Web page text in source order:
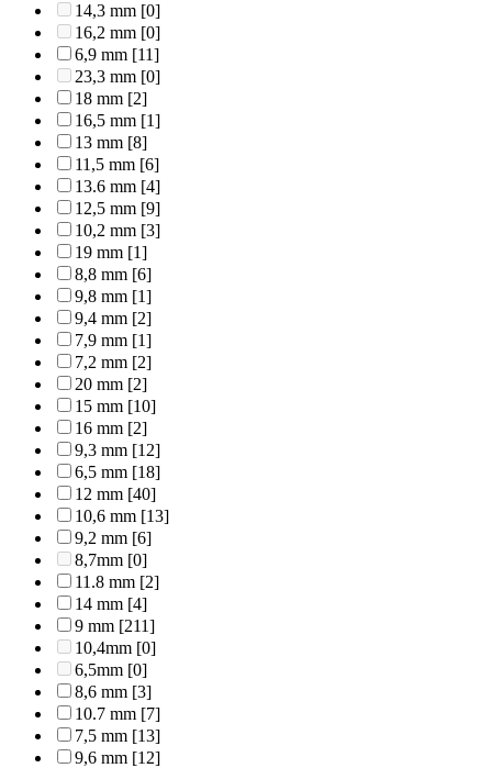
14,3 mm [0]
16,2 mm [0]
6,9 mm [11]
23,3 mm [0]
18 mm [2]
16,5 mm [1]
13 mm [8]
11,5 mm [6]
13.6 mm [4]
12,5 mm [9]
10,2 mm [3]
19 mm [1]
8,8 mm [6]
9,8 mm [1]
9,4 mm [2]
7,9 mm [1]
7,2 mm [2]
20 mm [2]
15 mm [10]
16 mm [2]
9,3 mm [12]
6,5 mm [18]
12 mm [40]
10,6 mm [13]
9,2 mm [6]
8,7mm [0]
11.8 mm [2]
14 mm [4]
9 mm [211]
10,4mm [0]
6,5mm [0]
8,6 mm [3]
10.7 mm [7]
7,5 mm [13]
9,6 mm [12]